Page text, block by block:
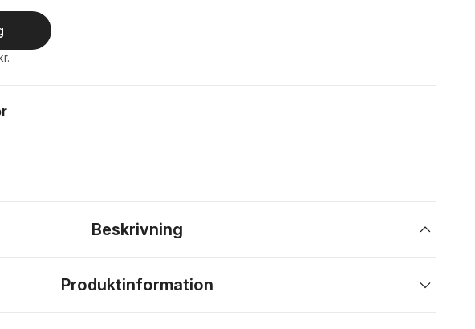
Beskrivning
Produktinformation